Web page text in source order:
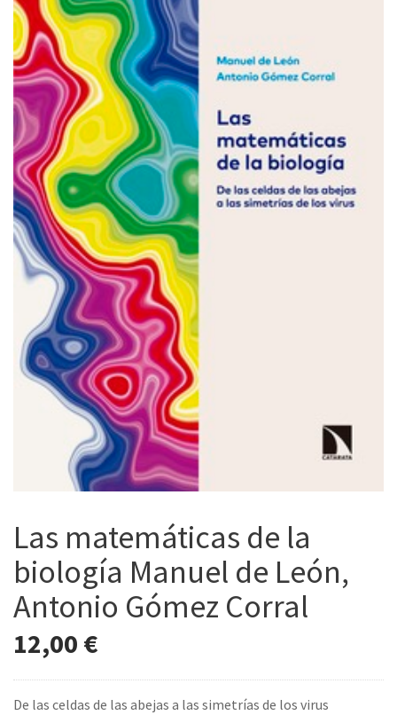
Las matemáticas de la
biología Manuel de León,
Antonio Gómez Corral
12,00 €
De las celdas de las abejas a las simetrías de los virus